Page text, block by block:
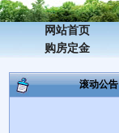
网站首页
购房定金
滚动公告